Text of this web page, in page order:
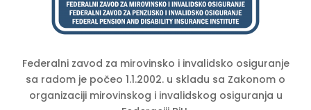
Federalni zavod za mirovinsko i invalidsko osiguranje
sa radom je počeo 1.1.2002. u skladu sa Zakonom o
organizaciji mirovinskog i invalidskog osiguranja u